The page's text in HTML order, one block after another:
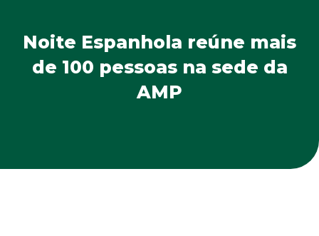
Noite Espanhola reúne mais
de 100 pessoas na sede da
AMP